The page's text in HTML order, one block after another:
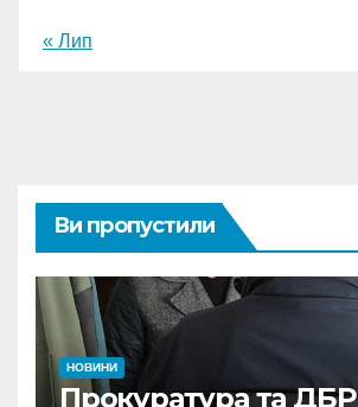
« Лип
Ви пропустили
НОВИНИ
Прокуратура та ДБР